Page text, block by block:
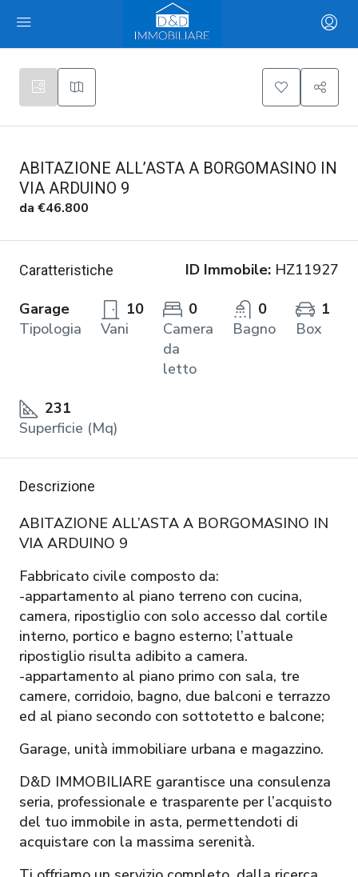
ABITAZIONE ALL’ASTA A BORGOMASINO IN
VIA ARDUINO 9
da €46.800
Caratteristiche ID Immobile: HZ11927
Garage
Tipologia
10
Vani
0
Camera
da
letto
0
Bagno
1
Box
231
Superficie (Mq)
Descrizione
ABITAZIONE ALL’ASTA A BORGOMASINO IN
VIA ARDUINO 9
Fabbricato civile composto da:
-appartamento al piano terreno con cucina,
camera, ripostiglio con solo accesso dal cortile
interno, portico e bagno esterno; l’attuale
ripostiglio risulta adibito a camera.
-appartamento al piano primo con sala, tre
camere, corridoio, bagno, due balconi e terrazzo
ed al piano secondo con sottotetto e balcone;
Garage, unità immobiliare urbana e magazzino.
D&D IMMOBILIARE garantisce una consulenza
seria, professionale e trasparente per l’acquisto
del tuo immobile in asta, permettendoti di
acquistare con la massima serenità.